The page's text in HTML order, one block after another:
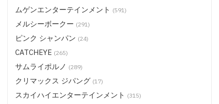
ステージ 2 メディア (BD) $18.50
ステージ 2 メディア (BD) $16.50
ステージ 2 メディア (BD) $14.50
ステージ 2 メディア (DVD) $16.50
ステージ 2 メディア (DVD) $13.50
スタジオテリヤキ ポークテリヤキ (DVD) $9.50
スタジオテリヤキ ブリノテリヤキ(DVD) $9.50
ムゲンエンターテインメント (591)
メルシーボークー (291)
ピンク シャンパン (24)
CATCHEYE (265)
サムライポルノ (289)
クリマックス ジパング (17)
スカイハイエンターテインメント (315)